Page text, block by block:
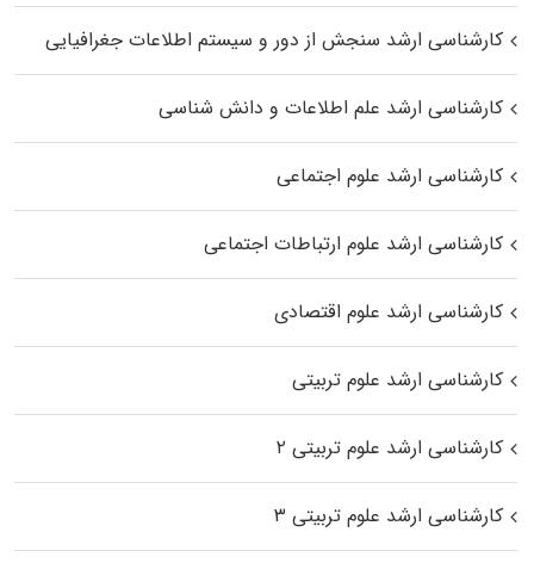
کارشناسی ارشد سنجش از دور و سیستم اطلاعات جغرافیایی
کارشناسی ارشد علم اطلاعات و دانش شناسی
کارشناسی ارشد علوم اجتماعی
کارشناسی ارشد علوم ارتباطات اجتماعی
کارشناسی ارشد علوم اقتصادی
کارشناسی ارشد علوم تربیتی
کارشناسی ارشد علوم تربیتی ۲
کارشناسی ارشد علوم تربیتی ۳